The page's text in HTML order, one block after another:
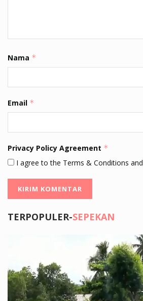
Nama *
Email *
Privacy Policy Agreement *
I agree to the Terms & Conditions and
TERPOPULER-SEPEKAN